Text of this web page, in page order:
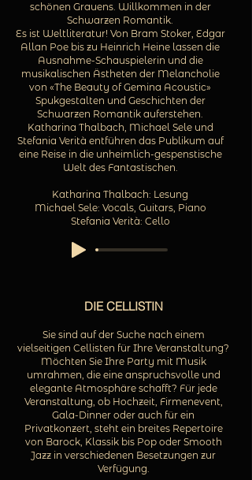
schönen Grauens. Willkommen in der
Schwarzen Romantik.
Es ist Weltliteratur! Von Bram Stoker, Edgar
Allan Poe bis zu Heinrich Heine lassen die
Ausnahme-Schauspielerin und die
musikalischen Ästheten der Melancholie
von «The Beauty of Gemina Acoustic»
Spukgestalten und Geschichten der
Schwarzen Romantik auferstehen.
Katharina Thalbach, Michael Sele und
Stefania Verità entführen das Publikum auf
eine Reise in die unheimlich-gespenstische
Welt des Fantastischen.
Katharina Thalbach: Lesung
Michael Sele: Vocals, Guitars, Piano
Stefania Verità: Cello
DIE CELLISTIN
Sie sind auf der Suche nach einem
vielseitigen Cellisten für Ihre Veranstaltung?
Möchten Sie Ihre Party mit Musik
umrahmen, die eine anspruchsvolle und
elegante Atmosphäre schafft? Für jede
Veranstaltung, ob Hochzeit, Firmenevent,
Gala-Dinner oder auch für ein
Privatkonzert, steht ein breites Repertoire
von Barock, Klassik bis Pop oder Smooth
Jazz in verschiedenen Besetzungen zur
Verfügung.